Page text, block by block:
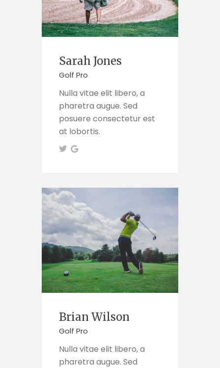
Sarah Jones
Golf Pro
Nulla vitae elit libero, a
pharetra augue. Sed
posuere consectetur est
at lobortis.
Brian Wilson
Golf Pro
Nulla vitae elit libero, a
pharetra augue. Sed